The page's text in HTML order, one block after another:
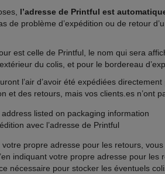
l’adresse de Printful est
de problème d’expédition ou de retour
est celle de Printful, le nom qui sera
du colis, et pour le bordereau
l’air d’avoir été expédiées
et des retours, mais vos clients.es n’ont
avec l’adresse de Printful
propre adresse pour les retours,
indiquant votre propre adresse pour
nécessaire pour stocker les éventuels